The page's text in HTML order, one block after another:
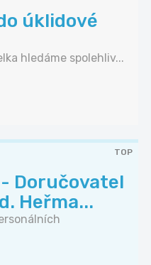
úklidové
hledáme spolehliv...
TOP
Doručovatel
Heřma...